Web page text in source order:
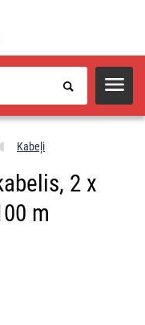
Kabeļi
2 x
m